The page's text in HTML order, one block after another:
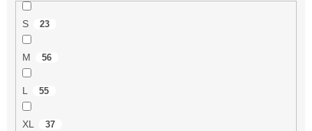
S 23
M 56
L 55
XL 37